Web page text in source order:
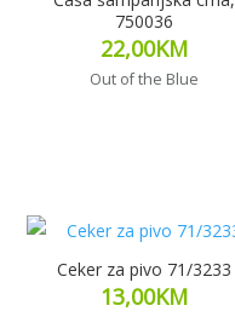
750036
22,00KM
Out of the Blue
Ceker za pivo 71/3233
13,00KM